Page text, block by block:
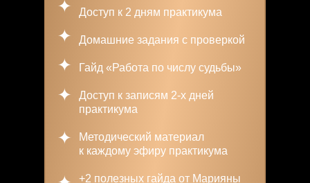
Доступ к 2 дням практикума
Домашние задания с проверкой
Гайд «Работа по числу судьбы»
Доступ к записям 2-х дней
практикума
Методический материал
к каждому эфиру практикума
+2 полезных гайда от Марияны